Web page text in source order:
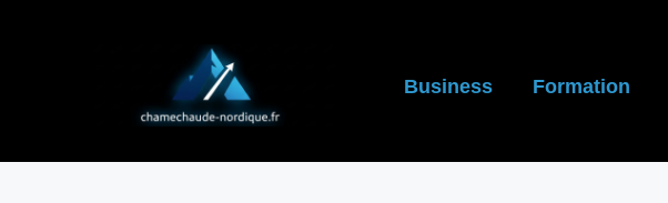
Business Formation